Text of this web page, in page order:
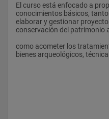
El curso está enfocado a
conocimientos básicos,
elaborar y gestionar
conservación del patrimonio
como acometer los
bienes arqueológicos,